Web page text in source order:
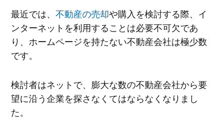
最近では、 不動産の売却や購入を検討する際、イ
ンターネットを利用することは必要不可欠であ
り、ホームページを持たない不動産会社は極少数
です。
検討者はネットで、膨大な数の不動産会社から要
望に沿う企業を探さなくてはならなくなりまし
た。